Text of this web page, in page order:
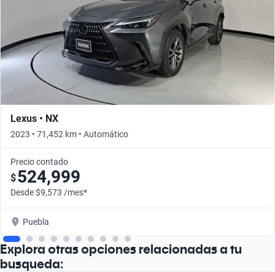
Lexus • NX
2023 • 71,452 km • Automático
Precio contado
$524,999
Desde $9,573 /mes*
Puebla
Explora otras opciones relacionadas a tu
busqueda: